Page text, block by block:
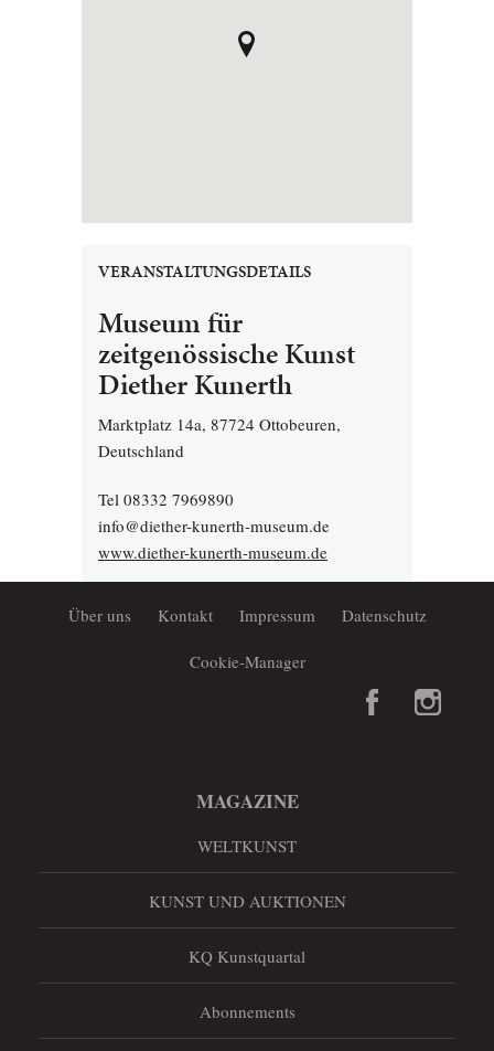
VERANSTALTUNGSDETAILS
Museum für
zeitgenössische Kunst
Diether Kunerth
Marktplatz 14a, 87724 Ottobeuren,
Deutschland
Tel 08332 7969890
info@diether-kunerth-museum.de
www.diether-kunerth-museum.de
Über uns Kontakt Impressum Datenschutz
Cookie-Manager
MAGAZINE
WELTKUNST
KUNST UND AUKTIONEN
KQ Kunstquartal
Abonnements